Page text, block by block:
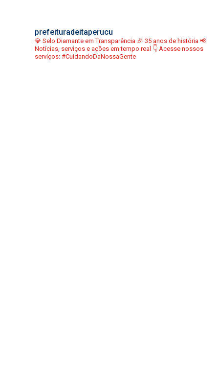
prefeituradeitaperucu
💎 Selo Diamante em Transparência 🎉 35 anos de história 📢
Notícias, serviços e ações em tempo real 👇 Acesse nossos
serviços: #CuidandoDaNossaGente